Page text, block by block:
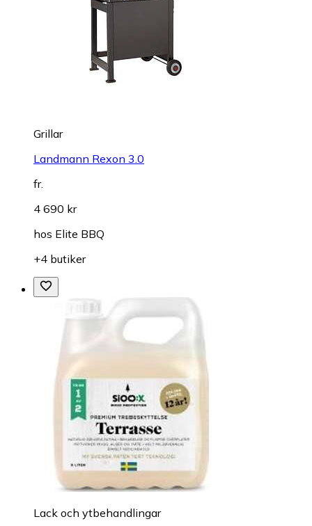
Grillar
Landmann Rexon 3.0
fr.
4 690 kr
hos Elite BBQ
+4 butiker
Lack och ytbehandlingar